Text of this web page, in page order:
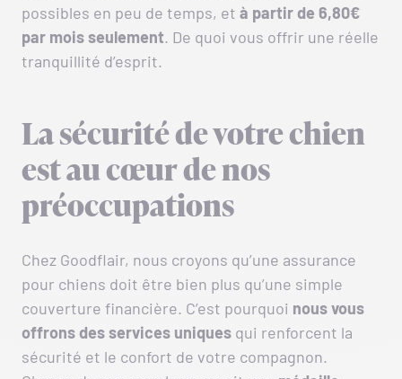
possibles en peu de temps, et à partir de 6,80€
par moisseulement. De quoi vous offrir une réelle
tranquillité d’esprit.
La sécurité de votre chien
est au cœur de nos
préoccupations
Chez Goodflair, nous croyons qu’une assurance
pour chiens doit être bien plus qu’une simple
couverture financière. C’est pourquoi nous vous
offrons desservices uniques qui renforcent la
sécurité et le confort de votre compagnon.